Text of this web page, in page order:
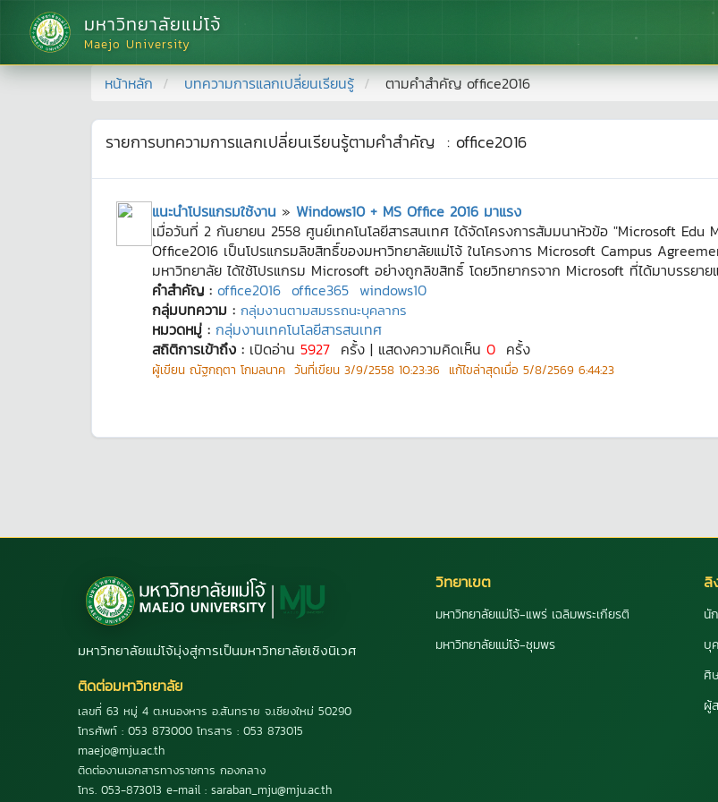
มหาวิทยาลัยแม่โจ้
Maejo University
หน้าหลัก บทความการแลกเปลี่ยนเรียนรู้ ตามคำสำคัญ office2016
รายการบทความการแลกเปลี่ยนเรียนรู้ตามคำสำคัญ : office2016
แนะนำโปรแกรมใช้งาน » Windows10 + MS Office 2016 มาแรง
เมื่อวันที่ 2 กันยายน 2558 ศูนย์เทคโนโลยีสารสนเทศ ได้จัดโครงการสัมมนาหัวข้อ "Microsoft
Office2016 เป็นโปรแกรมลิขสิทธิ์ของมหาวิทยาลัยแม่โจ้ ในโครงการ Microsoft Campus
มหาวิทยาลัย ได้ใช้โปรแกรม Microsoft อย่างถูกลิขสิทธิ์ โดยวิทยากรจาก Microsoft ที่ได้มาบรรย
คำสำคัญ : office2016 office365 windows10
กลุ่มบทความ : กลุ่มงานตามสมรรถนะบุคลากร
หมวดหมู่ : กลุ่มงานเทคโนโลยีสารสนเทศ
สถิติการเข้าถึง : เปิดอ่าน 5927 ครั้ง | แสดงความคิดเห็น 0 ครั้ง
ผู้เขียน ณัฐกฤตา โกมลนาค วันที่เขียน 3/9/2558 10:23:36 แก้ไขล่าสุดเมื่อ 5/8/2569 6:44:23
มหาวิทยาลัยแม่โจ้มุ่งสู่การเป็นมหาวิทยาลัยเชิงนิเวศ
ติดต่อมหาวิทยาลัย
เลขที่ 63 หมู่ 4 ต.หนองหาร อ.สันทราย จ.เชียงใหม่ 50290
โทรศัพท์ : 053 873000 โทรสาร : 053 873015
maejo@mju.ac.th
ติดต่องานเอกสารทางราชการ กองกลาง
โทร. 053-873013 e-mail : saraban_mju@mju.ac.th
วิทยาเขต
มหาวิทยาลัยแม่โจ้-แพร่ เฉลิมพระเกียรติ
มหาวิทยาลัยแม่โจ้-ชุมพร
ลิ
นั
บุ
ศิ
ผู้